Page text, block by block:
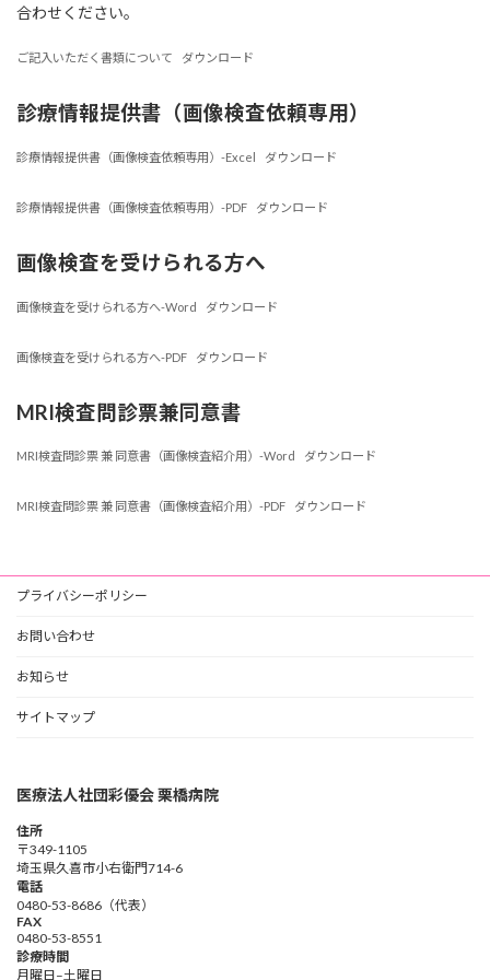
合わせください。
ご記入いただく書類について ダウンロード
診療情報提供書（画像検査依頼専用）
診療情報提供書（画像検査依頼専用）-Excel ダウンロード
診療情報提供書（画像検査依頼専用）-PDF ダウンロード
画像検査を受けられる方へ
画像検査を受けられる方へ-Word ダウンロード
画像検査を受けられる方へ-PDF ダウンロード
MRI検査問診票兼同意書
MRI検査問診票 兼 同意書（画像検査紹介用）-Word ダウンロード
MRI検査問診票 兼 同意書（画像検査紹介用）-PDF ダウンロード
プライバシーポリシー
お問い合わせ
お知らせ
サイトマップ
医療法人社団彩優会 栗橋病院
住所
〒349-1105
埼玉県久喜市小右衛門714-6
電話
0480-53-8686（代表）
FAX
0480-53-8551
診療時間
月曜日–土曜日